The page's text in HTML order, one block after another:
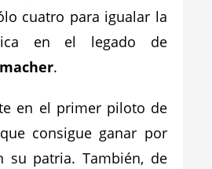
cuatro para igualar la
en el legado de
.
en el primer piloto de
que consigue ganar por
su patria. También, de